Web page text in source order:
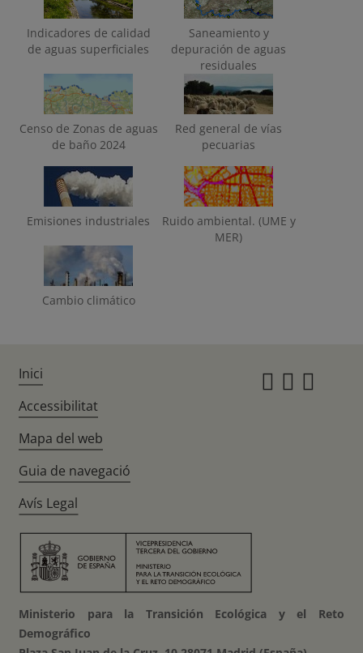
Indicadores de calidad
de aguas superficiales
Saneamiento y
depuración de aguas
residuales
Censo de Zonas de aguas
de baño 2024
Red general de vías
pecuarias
Emisiones industriales
Ruido ambiental. (UME y
MER)
Cambio climático
Inici
Accessibilitat
Mapa del web
Guia de navegació
Avís Legal
Ministerio para la Transición Ecológica y el Reto
Demográfico